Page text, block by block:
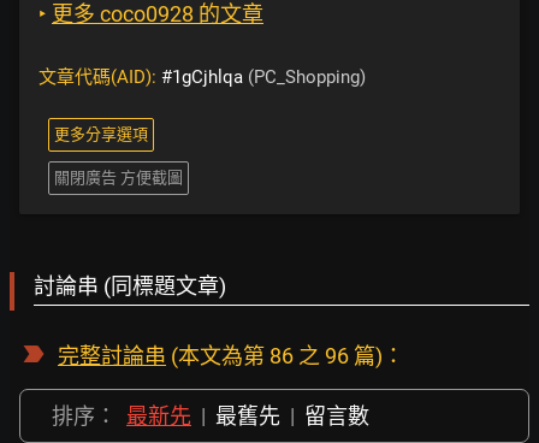
‣ 更多 coco0928 的文章
文章代碼(AID): #1gCjhlqa (PC_Shopping)
更多分享選項
關閉廣告 方便截圖
討論串 (同標題文章)
完整討論串 (本文為第 86 之 96 篇)：
排序： 最新先 | 最舊先 | 留言數